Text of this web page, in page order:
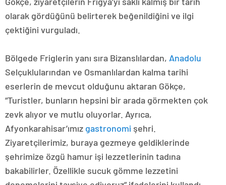
olarak gördüğünü belirterek beğenildiğini ve ilgi
çektiğini vurguladı.
Bölgede Friglerin yanı sıra Bizanslılardan, Anadolu
Selçuklularından ve Osmanlılardan kalma tarihi
eserlerin de mevcut olduğunu aktaran Gökçe,
“Turistler, bunların hepsini bir arada görmekten çok
zevk alıyor ve mutlu oluyorlar. Ayrıca,
Afyonkarahisar’ımız gastronomi şehri.
Ziyaretçilerimiz, buraya gezmeye geldiklerinde
şehrimize özgü hamur işi lezzetlerinin tadına
bakabilirler. Özellikle sucuk gömme lezzetini